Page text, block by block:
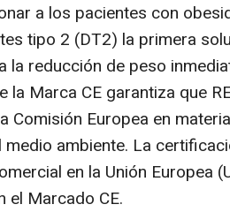
a los pacientes con
tipo 2 (DT2) la primera
la reducción de peso
la Marca CE garantiza que
Comisión Europea en
ambiente. La
en la Unión Europea
el Marcado CE.